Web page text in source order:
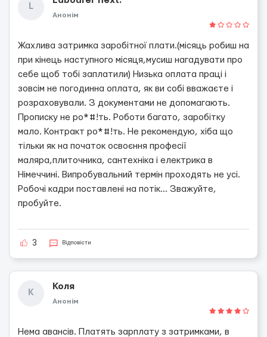
L
Анонім
Жахлива затримка заробітної плати.(місяць робиш на
при кінець наступного місяця,мусиш нагадувати про
себе щоб тобі заплатили) Низька оплата праці і
зовсім не погодинна оплата, як ви собі вважаєте і
розраховували. З документами не допомагають.
Прописку не ро*#!ть. Роботи багато, заробітку
мало. Контракт ро*#!ть. Не рекомендую, хіба що
тільки як на початок освоєння професії
маляра,плиточника, сантехніка і електрика в
Німеччині. Випробувальний термін проходять не усі.
Робочі кадри поставлені на потік... Зважуйте,
пробуйте.
3 Відповісти
К
Коля
Анонім
Нема авансів. Платять зарплату з затримками, в